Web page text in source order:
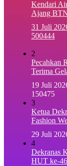
Kendari
Ajang
31 Juli
500444
2
Pecahkan
Terima
19 Juli
150475
3
Ketua
Fashion
29 Juli
4
Dekranas
HUT ke-